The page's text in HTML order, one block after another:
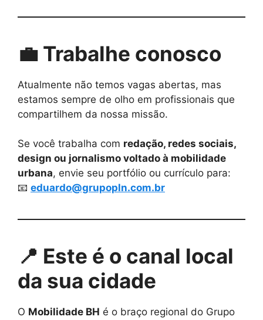
💼 Trabalhe conosco
Atualmente não temos vagas abertas, mas
estamos sempre de olho em profissionais que
compartilhem da nossa missão.
Se você trabalha com redação, redes sociais,
design ou jornalismo voltado à mobilidade
urbana, envie seu portfólio ou currículo para:
📧 eduardo@grupopln.com.br
📍 Este é o canal local
da sua cidade
O Mobilidade BH é o braço regional do Grupo